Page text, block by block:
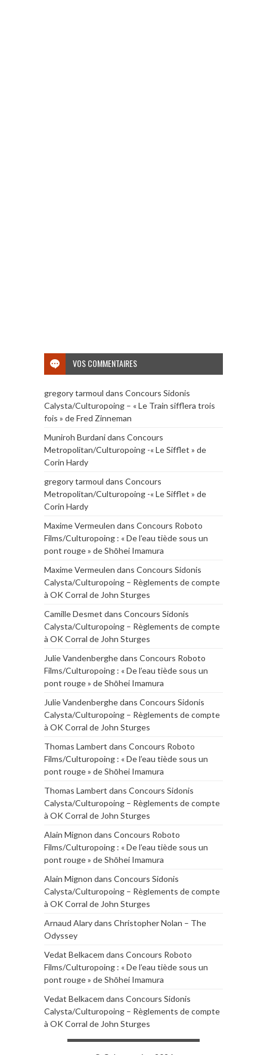
VOS COMMENTAIRES
gregory tarmoul dans Concours Sidonis
Calysta/Culturopoing – « Le Train sifflera trois
fois » de Fred Zinneman
Muniroh Burdanidans Concours
Metropolitan/Culturopoing -« Le Sifflet » de
Corin Hardy
gregory tarmoul dans Concours
Metropolitan/Culturopoing -« Le Sifflet » de
Corin Hardy
Maxime Vermeulen dans Concours Roboto
Films/Culturopoing : « De l’eau tiède sous un
pont rouge » de Shōhei Imamura
Maxime Vermeulen dans Concours Sidonis
Calysta/Culturopoing – Règlements de compte
à OK Corral de John Sturges
Camille Desmet dans Concours Sidonis
Calysta/Culturopoing – Règlements de compte
à OK Corral de John Sturges
Julie Vandenberghedans Concours Roboto
Films/Culturopoing : « De l’eau tiède sous un
pont rouge » de Shōhei Imamura
Julie Vandenberghedans Concours Sidonis
Calysta/Culturopoing – Règlements de compte
à OK Corral de John Sturges
Thomas Lambert dans Concours Roboto
Films/Culturopoing : « De l’eau tiède sous un
pont rouge » de Shōhei Imamura
Thomas Lambert dans Concours Sidonis
Calysta/Culturopoing – Règlements de compte
à OK Corral de John Sturges
Alain Mignon dans Concours Roboto
Films/Culturopoing : « De l’eau tiède sous un
pont rouge » de Shōhei Imamura
Alain Mignon dans Concours Sidonis
Calysta/Culturopoing – Règlements de compte
à OK Corral de John Sturges
Arnaud Alarydans Christopher Nolan – The
Odyssey
Vedat Belkacem dans Concours Roboto
Films/Culturopoing : « De l’eau tiède sous un
pont rouge » de Shōhei Imamura
Vedat Belkacem dans Concours Sidonis
Calysta/Culturopoing – Règlements de compte
à OK Corral de John Sturges